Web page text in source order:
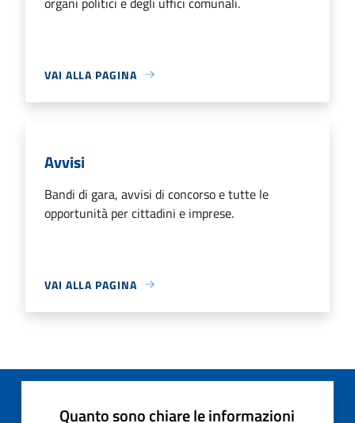
VAI ALLA PAGINA
Avvisi
Bandi di gara, avvisi di concorso e tutte le
opportunità per cittadini e imprese.
VAI ALLA PAGINA
Quanto sono chiare le informazioni